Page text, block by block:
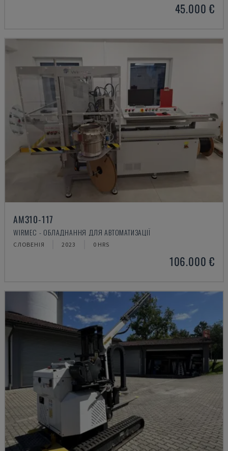
45.000 €
AM310-117
WIRMEC - ОБЛАДНАННЯ ДЛЯ АВТОМАТИЗАЦІЇ
СЛОВЕНІЯ 2023 0 HRS
106.000 €